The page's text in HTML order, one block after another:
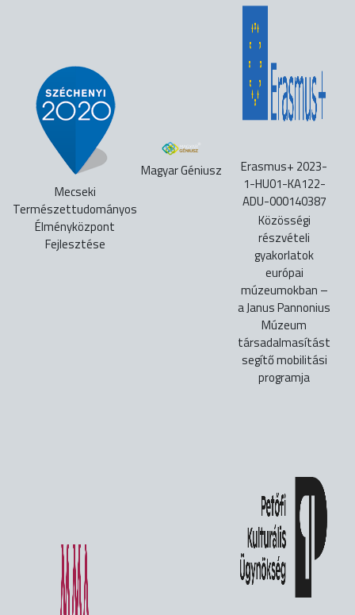
Mecseki
Természettudományos
Élményközpont
Fejlesztése
Magyar Géniusz
Erasmus+ 2023-
1-HU01-KA122-
ADU-000140387
Közösségi
részvételi
gyakorlatok
európai
múzeumokban –
a Janus Pannonius
Múzeum
társadalmasítást
segítő mobilitási
programja